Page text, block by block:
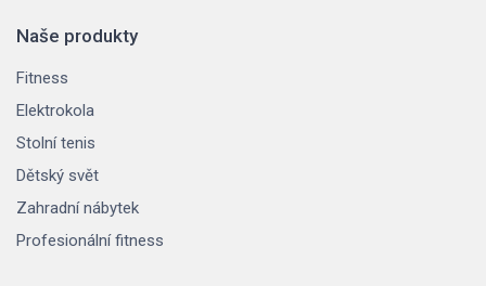
Naše produkty
Fitness
Elektrokola
Stolní tenis
Dětský svět
Zahradní nábytek
Profesionální fitness